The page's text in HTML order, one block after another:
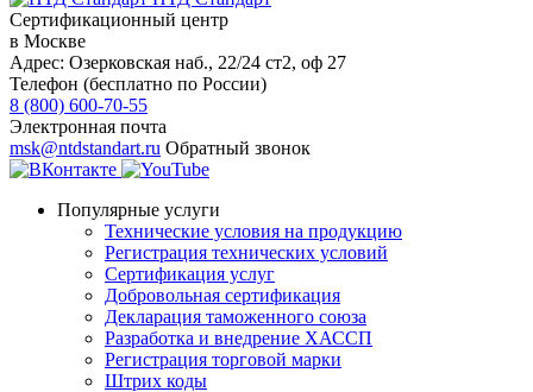
Сертификационный центр
в Москве
Адрес: Озерковская наб., 22/24 ст2, оф 27
Телефон (бесплатно по России)
8 (800) 600-70-55
Электронная почта
msk@ntdstandart.ru Обратный звонок
Популярные услуги
Технические условия на продукцию
Регистрация технических условий
Сертификация услуг
Добровольная сертификация
Декларация таможенного союза
Разработка и внедрение ХАССП
Регистрация торговой марки
Штрих коды